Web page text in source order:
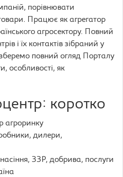
порівнювати
Працює як агрегатор
агросектору. Повний
і їх контактів зібраний у
повний огляд Порталу
особливості, як
коротко
агроринку
дилери,
насіння, ЗЗР, добрива, послуги